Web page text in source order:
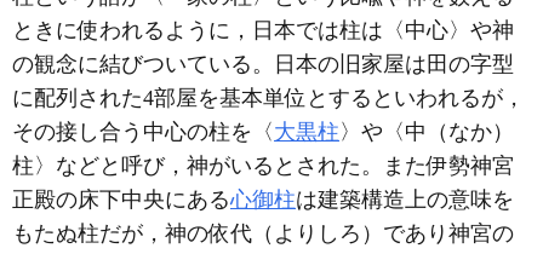
ときに使われるように，日本では柱は〈中心〉や神
の観念に結びついている。日本の旧家屋は田の字型
に配列された4部屋を基本単位とするといわれるが，
その接し合う中心の柱を〈 大黒柱 〉や〈中（なか）
柱〉などと呼び，神がいるとされた。また伊勢神宮
正殿の床下中央にある心御柱は建築構造上の意味を
もたぬ柱だが，神の依代（よりしろ）であり神宮の